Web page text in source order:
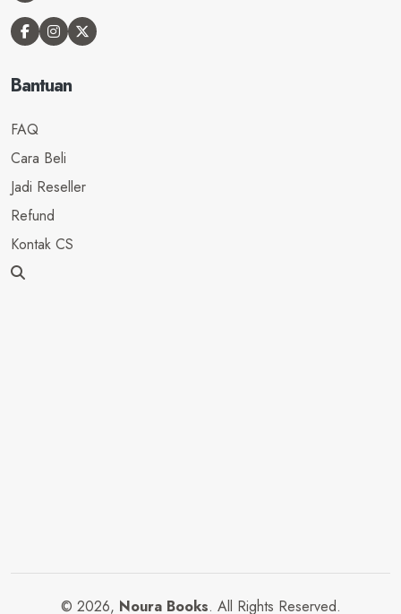
Bantuan
FAQ
Cara Beli
Jadi Reseller
Refund
Kontak CS
© 2026, Noura Books. All Rights Reserved.